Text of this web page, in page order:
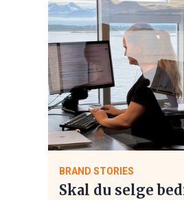
BRAND STORIES
Skal du selge